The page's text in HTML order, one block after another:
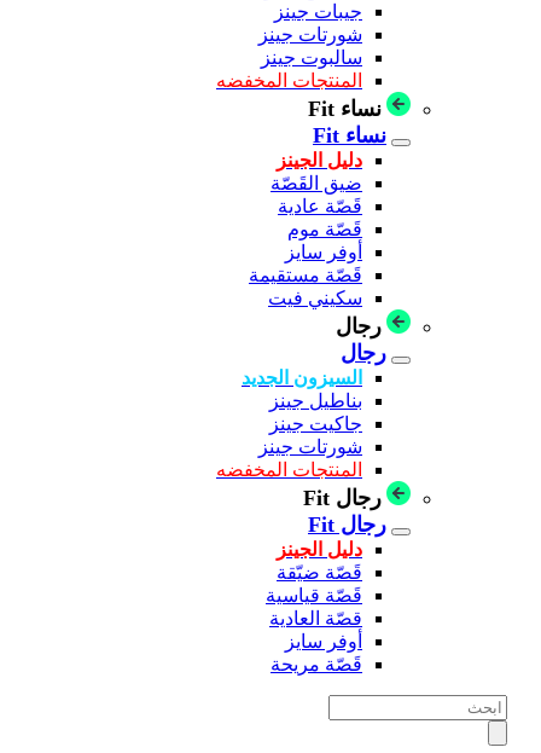
جيبات جينز
شورتات جينز
سالبوت جينز
المنتجات المخفضه
نساء Fit
نساء Fit
دليل الجينز
ضيق القَصّة
قَصّة عادية
قَصّة موم
أوفر سايز
قَصّة مستقيمة
سكيني فيت
رجال
رجال
السيزون الجديد
بناطيل جينز
جاكيت جينز
شورتات جينز
المنتجات المخفضه
رجال Fit
رجال Fit
دليل الجينز
قَصّة ضيّقة
قَصّة قياسية
قصّة العادية
أوفر سايز
قَصّة مريحة